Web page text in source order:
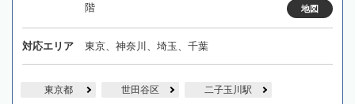
階
地図
対応エリア 東京、神奈川、埼玉、千葉
東京都 世田谷区 二子玉川駅